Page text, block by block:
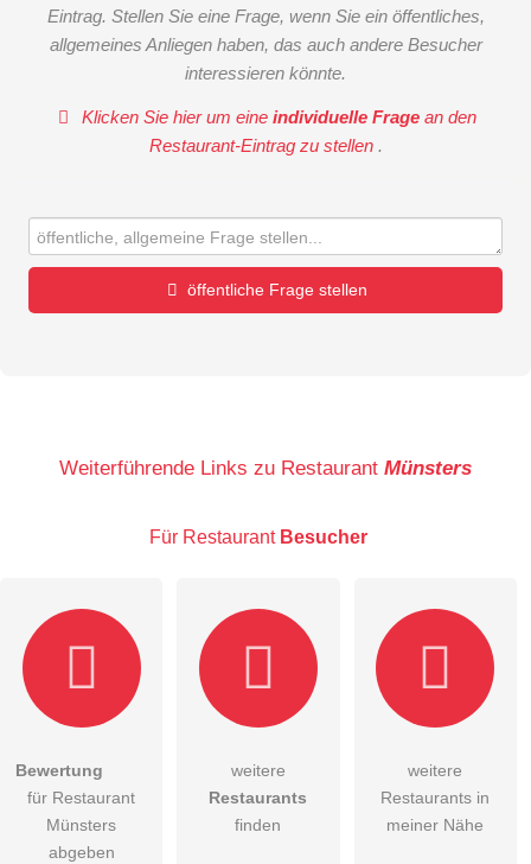
Eintrag. Stellen Sie eine Frage, wenn Sie ein öffentliches,
allgemeines Anliegen haben, das auch andere Besucher
interessieren könnte.
Klicken Sie hier um eineindividuelle Frage an den
Restaurant-Eintrag zu stellen .
öffentliche Frage stellen
E-Mail-Adresse (wird nicht veröffentlicht)
Hiermit akzeptiere ich dieAGB
DieDatenschutzerklärung habe ich zur Kenntnis genommen.
Weiterführende Links zu Restaurant Münsters
Für Restaurant Besucher
Bewertung
für Restaurant
Münsters
abgeben
weitere
Restaurants
finden
weitere
Restaurants in
meiner Nähe